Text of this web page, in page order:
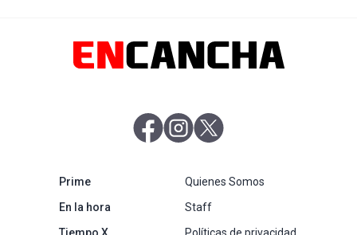
abre en nueva pestaña
abre en nueva pestaña
Primeabre en nueva pestaña
En la horaabre en nueva pestaña
abre en nueva pestaña
Quienes Somos
Staff